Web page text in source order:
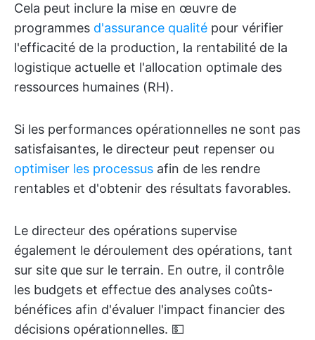
Cela peut inclure la mise en œuvre de
programmes d'assurance qualité pour vérifier
l'efficacité de la production, la rentabilité de la
logistique actuelle et l'allocation optimale des
ressources humaines (RH).
Si les performances opérationnelles ne sont pas
satisfaisantes, le directeur peut repenser ou
optimiser les processus afin de les rendre
rentables et d'obtenir des résultats favorables.
Le directeur des opérations supervise
également le déroulement des opérations, tant
sur site que sur le terrain. En outre, il contrôle
les budgets et effectue des analyses coûts-
bénéfices afin d'évaluer l'impact financier des
décisions opérationnelles. 💵